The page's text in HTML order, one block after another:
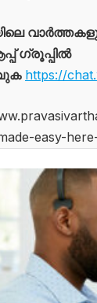
ഗ്രൂപ്പിൽ
https://
easy-